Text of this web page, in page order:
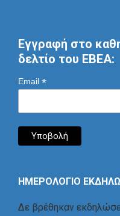
Εγγραφή στο
δελτίο του ΕΒΕΑ:
Email *
ΗΜΕΡΟΛΟΓΙΟ
Δε βρέθηκαν